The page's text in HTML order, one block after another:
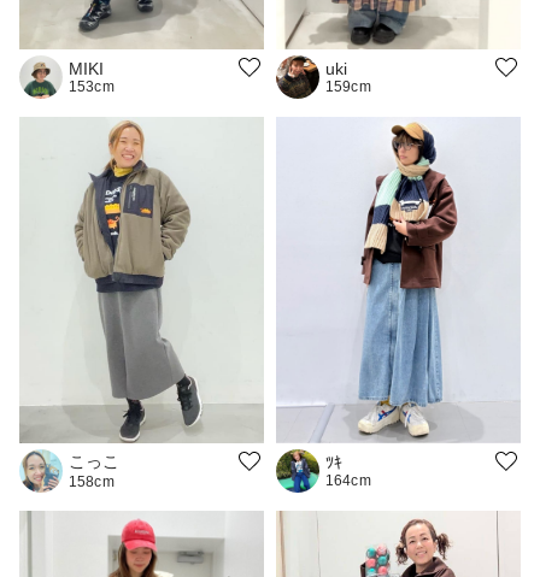
MIKI
153cm
uki
159cm
こっこ
158cm
ﾂｷ
164cm